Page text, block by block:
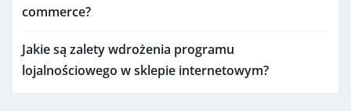
commerce?
Jakie są zalety wdrożenia programu
lojalnościowego w sklepie internetowym?